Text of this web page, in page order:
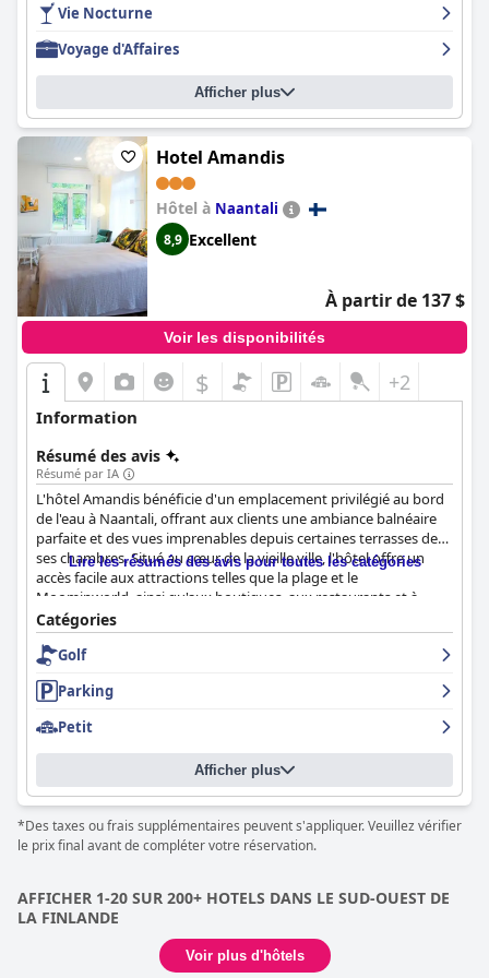
bonne connectivité avec Turku. Il offre un séjour confortable et
économique, particulièrement adapté à ceux qui recherchent un
hébergement basique mais fonctionnel plutôt que le luxe.
Vie Nocturne
Voyage d'Affaires
Afficher plus
Hotel Amandis
Hôtel à Naantali
8,9 Excellent
À partir de 137 $
Voir les disponibilités
$ +2
Information
Résumé des avis
Résumé par IA
L'hôtel Amandis bénéficie d'un emplacement privilégié au bord
de l'eau à Naantali, offrant aux clients une ambiance balnéaire
parfaite et des vues imprenables depuis certaines terrasses de
ses chambres. Situé au cœur de la vieille ville, l'hôtel offre un
accès facile aux attractions telles que la plage et le
Moominworld, ainsi qu'aux boutiques, aux restaurants et à
diverses activités. Son emplacement central et pittoresque
permet aux clients de s'immerger pleinement dans un
environnement magnifique et serein, avec en prime la proximité
de Turku pour ceux qui souhaitent explorer davantage.
son petit-déjeuner renommé, en particulier les gaufres
exceptionnelles qu'il propose. Les clients ne tarissent pas
d'éloges sur les options de gaufres salées et sucrées,
fraîchement préparées et servies avec une variété de garnitures.
La qualité, la variété et le service accommodant, qui répond aux
besoins alimentaires spéciaux, rehaussent l'expérience du petit-
déjeuner. Les éléments traditionnels du petit-déjeuner, en
qui en fait un début de journée délicieux et copieux.
décorées avec goût et conçues pour offrir une atmosphère
chaleureuse et confortable. Les clients apprécient l'espace, les
Lire les résumés des avis pour toutes les catégories
Catégories
Golf
Parking
Petit
Afficher plus
*Des taxes ou frais supplémentaires peuvent s'appliquer. Veuillez vérifier
le prix final avant de compléter votre réservation.
AFFICHER 1-20 SUR 200+ HOTELS DANS LE SUD-OUEST DE
LA FINLANDE
Voir plus d'hôtels